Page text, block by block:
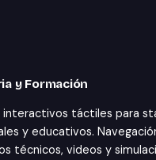
y Formación
interactivos táctiles para
y educativos.
técnicos, videos y